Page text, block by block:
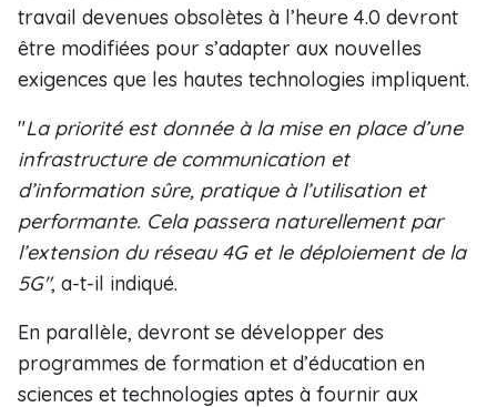
travail devenues obsolètes à l’heure 4.0 devront
être modifiées pour s’adapter aux nouvelles
exigences que les hautes technologies impliquent.
"La priorité est donnée à la mise en place d’une
infrastructure de communication et
d’information sûre, pratique à l’utilisation et
performante. Cela passera naturellement par
l’extension du réseau 4G et le déploiement de la
5G", a-t-il indiqué.
En parallèle, devront se développer des
programmes de formation et d’éducation en
sciences et technologies aptes à fournir aux